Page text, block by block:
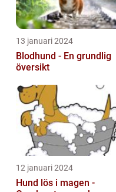
13 januari 2024
Blodhund - En grundlig
översikt
12 januari 2024
Hund lös i magen -